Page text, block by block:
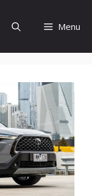
Menu